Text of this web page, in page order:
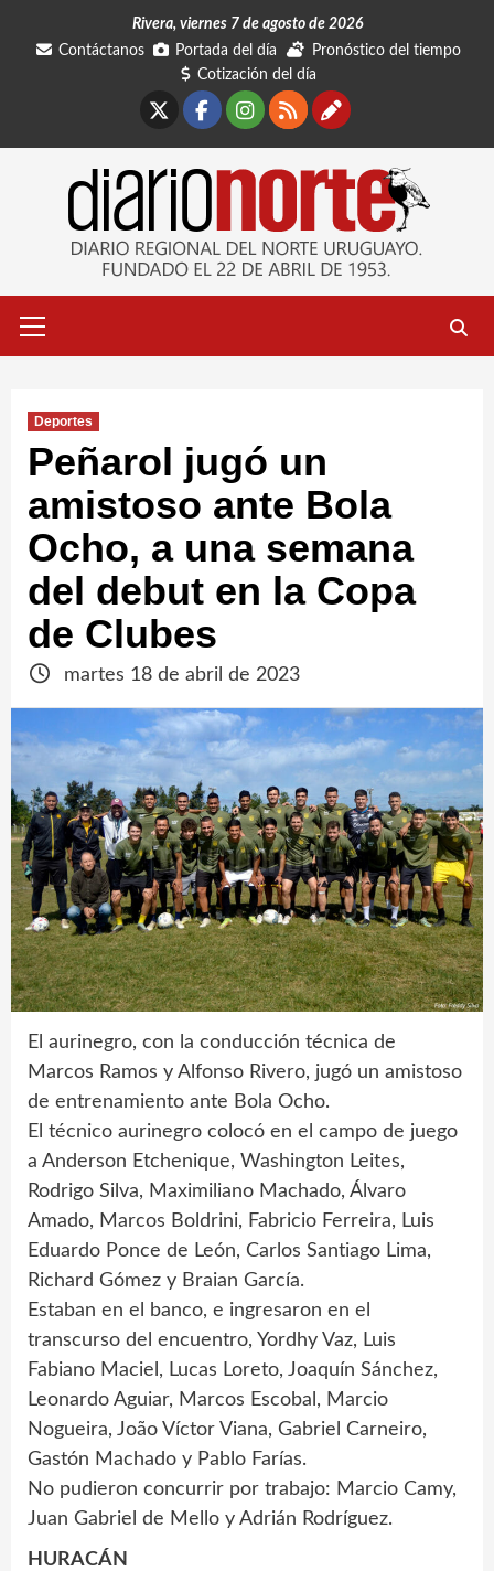
Rivera, viernes 7 de agosto de 2026
Contáctanos
Portada del día
Pronóstico del tiempo
Cotización del día
Facebook
Instagram
RSSContáctanos
primario
Deportes
Peñarol jugó un
amistoso ante Bola
Ocho, a una semana
del debut en la Copa
de Clubes
martes 18 de abril de 2023
El aurinegro, con la conducción técnica de
Marcos Ramos y Alfonso Rivero, jugó un amistoso
de entrenamiento ante Bola Ocho.
El técnico aurinegro colocó en el campo de juego
a Anderson Etchenique, Washington Leites,
Rodrigo Silva, Maximiliano Machado, Álvaro
Amado, Marcos Boldrini, Fabricio Ferreira, Luis
Eduardo Ponce de León, Carlos Santiago Lima,
Richard Gómez y Braian García.
Estaban en el banco, e ingresaron en el
transcurso del encuentro, Yordhy Vaz, Luis
Fabiano Maciel, Lucas Loreto, Joaquín Sánchez,
Leonardo Aguiar, Marcos Escobal, Marcio
Nogueira, João Víctor Viana, Gabriel Carneiro,
Gastón Machado y Pablo Farías.
No pudieron concurrir por trabajo: Marcio Camy,
Juan Gabriel de Mello y Adrián Rodríguez.
HURACÁN